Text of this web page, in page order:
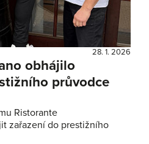
28. 1. 2026
obhájilo
průvodce
Ristorante
zařazení do prestižního